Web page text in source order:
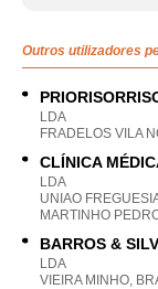
Outros utilizadores
LDA
FRADELOS VILA
CLÍNICA
LDA
UNIAO
MARTINHO
BARROS &
LDA
VIEIRA MINHO,